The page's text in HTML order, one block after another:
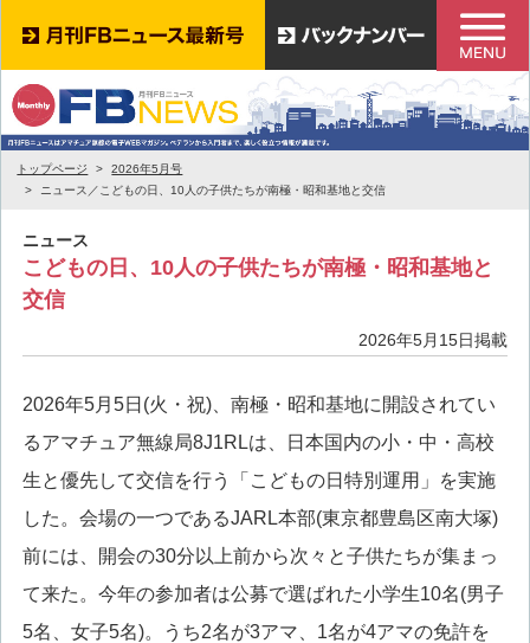
トップページ
2026年5月号
ニュース／こどもの日、10人の子供たちが南極・昭和基地と交信
ニュース
こどもの日、10人の子供たちが南極・昭和基地と
交信
2026年5月15日掲載
2026年5月5日(火・祝)、南極・昭和基地に開設されてい
るアマチュア無線局8J1RLは、日本国内の小・中・高校
生と優先して交信を行う「こどもの日特別運用」を実施
した。会場の一つであるJARL本部(東京都豊島区南大塚)
前には、開会の30分以上前から次々と子供たちが集まっ
て来た。今年の参加者は公募で選ばれた小学生10名(男子
5名、女子5名)。うち2名が3アマ、1名が4アマの免許を